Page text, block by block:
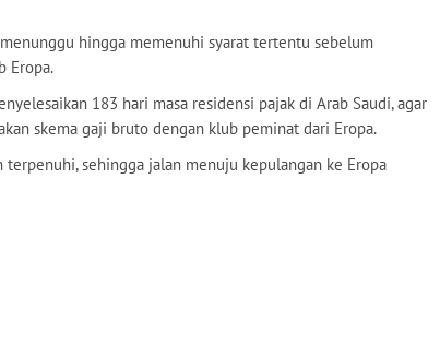
hingga memenuhi syarat tertentu sebelum
Eropa.
183 hari masa residensi pajak di Arab Saudi, agar
skema gaji bruto dengan klub peminat dari Eropa.
sehingga jalan menuju kepulangan ke Eropa